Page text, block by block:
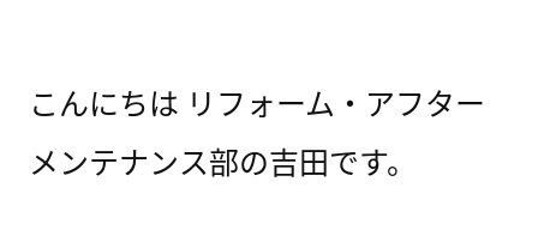
こんにちは リフォーム・アフター
メンテナンス部の吉田です。